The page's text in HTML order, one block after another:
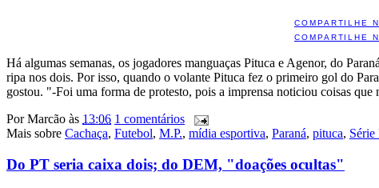
COMPARTILHE
COMPARTILHE
Há algumas semanas, os jogadores manguaças Pituca e Agenor, do
ripa nos dois. Por isso, quando o volante Pituca fez o primeiro gol do
gostou. "-Foi uma forma de protesto, pois a imprensa noticiou coisas
PorMarcão às 13:06 1 comentários
Mais sobre Cachaça, Futebol, M.P., mídia esportiva, Paraná, pituca, Série
Do PT seria caixa dois; do DEM, "doações ocultas"